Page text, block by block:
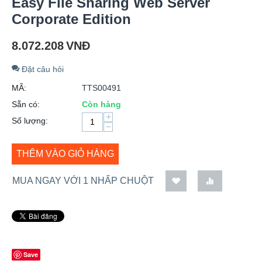
Corporate Edition
8.072.208VNĐ
Đặt câu hỏi
MÃ:
TTS00491
Sẵn có:
Còn hàng
Số lượng:
+
−
THÊM VÀO GIỎ HÀNG
MUA NGAY VỚI 1 NHẤP CHUỘT
Save